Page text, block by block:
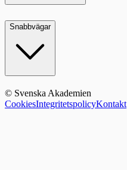
Snabbvägar
© Svenska Akademien
CookiesIntegritetspolicyKontakt